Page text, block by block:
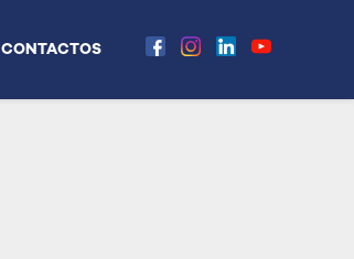
CONTACTOS